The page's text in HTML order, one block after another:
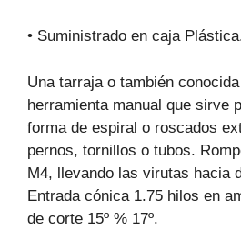
• Suministrado en caja
Una tarraja o también
herramienta manual que sirve
forma de espiral o roscados
pernos, tornillos o tubos.
M4, llevando las virutas hacia
Entrada cónica 1.75 hilos en
de corte 15º % 17º.